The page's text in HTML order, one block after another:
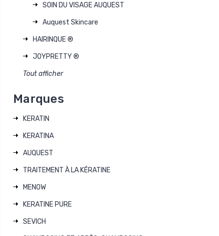
SOIN DU VISAGE AUQUEST
Auquest Skincare
HAIRINQUE ®
JOYPRETTY ®
Tout afficher
Marques
KERATIN
KERATINA
AUQUEST
TRAITEMENT À LA KÉRATINE
MENOW
KERATINE PURE
SEVICH